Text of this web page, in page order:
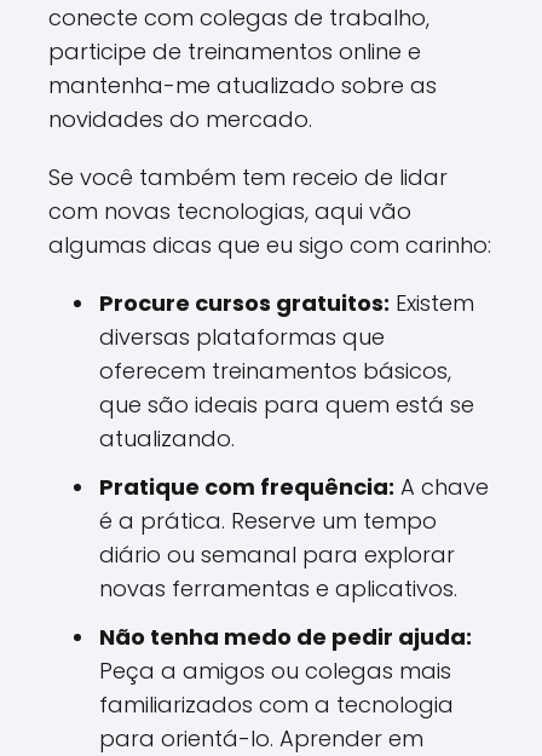
conecte com colegas de trabalho,
participe de treinamentos online e
mantenha-me atualizado sobre as
novidades do mercado.
Se você também tem receio de lidar
com novas tecnologias, aqui vão
algumas dicas que eu sigo com carinho:
Procure cursos gratuitos: Existem
diversas plataformas que
oferecem treinamentos básicos,
que são ideais para quem está se
atualizando.
Pratique com frequência: A chave
é a prática. Reserve um tempo
diário ou semanal para explorar
novas ferramentas e aplicativos.
Não tenha medo de pedir ajuda:
Peça a amigos ou colegas mais
familiarizados com a tecnologia
para orientá-lo. Aprender em